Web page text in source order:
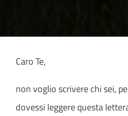
Caro Te,
non voglio scrivere chi sei,
dovessi leggere questa